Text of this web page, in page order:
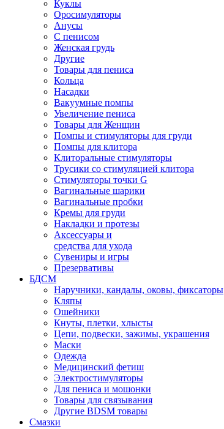
Куклы
Оросимуляторы
Анусы
С пенисом
Женская грудь
Другие
Товары для пениса
Кольца
Насадки
Вакуумные помпы
Увеличение пениса
Товары для Женщин
Помпы и стимуляторы для груди
Помпы для клитора
Клиторальные стимуляторы
Трусики со стимуляцией клитора
Стимуляторы точки G
Вагинальные шарики
Вагинальные пробки
Кремы для груди
Накладки и протезы
Аксессуары и
средства для ухода
Сувениры и игры
Презервативы
БДСМ
Наручники, кандалы, оковы, фиксаторы
Кляпы
Ошейники
Кнуты, плетки, хлысты
Цепи, подвески, зажимы, украшения
Маски
Одежда
Медицинский фетиш
Электростимуляторы
Для пениса и мошонки
Товары для связывания
Другие BDSM товары
Смазки